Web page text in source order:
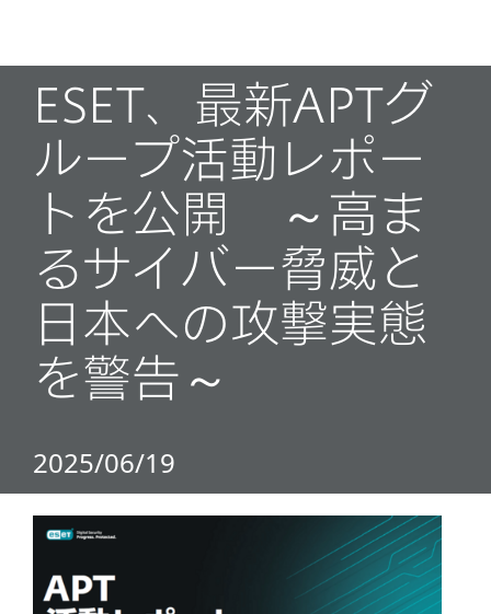
ESET、最新APTグ
ループ活動レポー
トを公開 ～高ま
るサイバー脅威と
日本への攻撃実態
を警告～
2025/06/19